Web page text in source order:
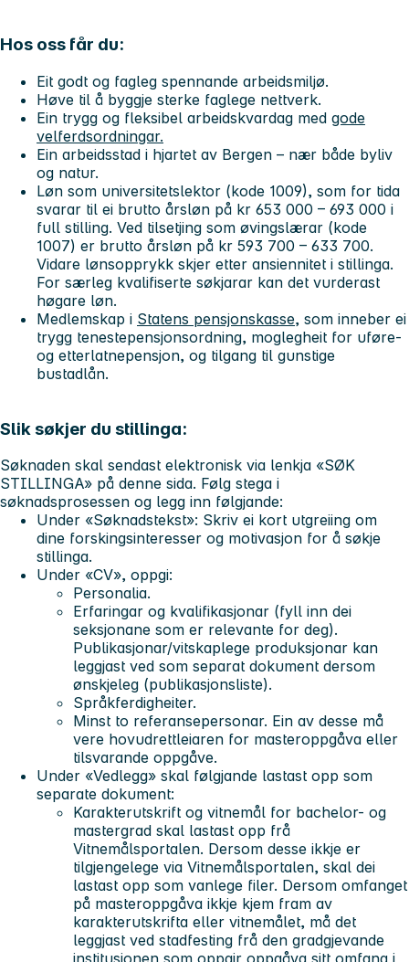
Hos oss får du:
Eit godt og fagleg spennande arbeidsmiljø.
Høve til å byggje sterke faglege nettverk.
Ein trygg og fleksibel arbeidskvardag med gode
velferdsordningar.
Ein arbeidsstad i hjartet av Bergen – nær både byliv
og natur.
Løn som universitetslektor (kode 1009), som for tida
svarar til ei brutto årsløn på kr 653 000 – 693 000 i
full stilling. Ved tilsetjing som øvingslærar (kode
1007) er brutto årsløn på kr 593 700 – 633 700.
Vidare lønsopprykk skjer etter ansiennitet i stillinga.
For særleg kvalifiserte søkjarar kan det vurderast
høgare løn.
Medlemskap i Statens pensjonskasse, som inneber ei
trygg tenestepensjonsordning, moglegheit for uføre-
og etterlatnepensjon, og tilgang til gunstige
bustadlån.
Slik søkjer du stillinga:
Søknaden skal sendast elektronisk via lenkja «SØK
STILLINGA» på denne sida. Følg stega i
søknadsprosessen og legg inn følgjande:
Under «Søknadstekst»: Skriv ei kort utgreiing om
dine forskingsinteresser og motivasjon for å søkje
stillinga.
Under «CV», oppgi:
Personalia.
Erfaringar og kvalifikasjonar (fyll inn dei
seksjonane som er relevante for deg).
Publikasjonar/vitskaplege produksjonar kan
leggjast ved som separat dokument dersom
ønskjeleg (publikasjonsliste).
Språkferdigheiter.
Minst to referansepersonar. Ein av desse må
vere hovudrettleiaren for masteroppgåva eller
tilsvarande oppgåve.
Under «Vedlegg» skal følgjande lastast opp som
separate dokument:
Karakterutskrift og vitnemål for bachelor- og
mastergrad skal lastast opp frå
Vitnemålsportalen. Dersom desse ikkje er
tilgjengelege via Vitnemålsportalen, skal dei
lastast opp som vanlege filer. Dersom omfanget
på masteroppgåva ikkje kjem fram av
karakterutskrifta eller vitnemålet, må det
leggjast ved stadfesting frå den gradgjevande